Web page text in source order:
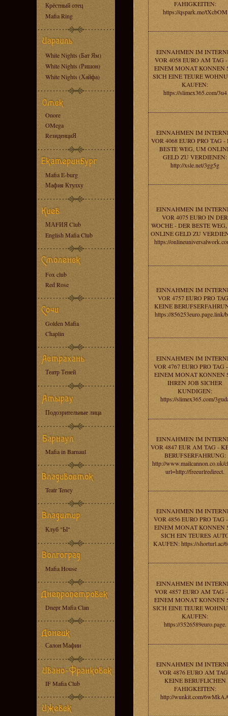
Крёстный отец
Mafia Ring
White Nights (Бат Ям)
White Nights (Ришон)
White Nights (Хайфа)
Onore
OMega
RезиденциЯ
Mafia E-burg
Мафия Ктулху
МАFИЯ Club
English Mafia Club
Fox club
Red Rose
Golden Mafia
Chaplin
Театр Теней
Подозрительные лица
Mafia in Barnaul
Teatr Teney
Клуб "Ы"
Mafia House
Dnepr Mafia Clan
Салон Мафии
IF Mafia Club
FAHIGKEITEN:
https://qspark.me/tXcbOM
EINNAHMEN IM
VOR 4058 EURO AM TAG
EINEM MONAT KONNEN
SICH EINE TEURE
KAUFEN:
https://slimex365.com/3u4
EINNAHMEN IM
VOR 4068 EURO PRO TAG -
BESTE WEG, UM
GELD ZU VERDIENEN:
http://xsle.net/3gg5g
EINNAHMEN IM
VOR 4075 EURO IN DER
WOCHE - DER BESTE
ONLINE GELD ZU
https://
EINNAHMEN IM
VOR 4757 EURO PRO
KEINE
https://856253euro.page.link/
EINNAHMEN IM
VOR 4767 EURO PRO TAG
EINEM MONAT KONNEN
IHREN JOB SICHER
KUNDIGEN:
https://slimex365.com/
EINNAHMEN IM
VOR 4847 EUR AM TAG -
BERUFSERFAHRUNG:
http://www.mailcannon.co.uk/
url=http://freeurlredirect.
EINNAHMEN IM
VOR 4856 EURO PRO TAG
EINEM MONAT KONNEN
SICH EIN TEURES
KAUFEN: https://shorturl.ac/
EINNAHMEN IM
VOR 4857 EURO AM TAG
EINEM MONAT KONNEN
SICH EINE TEURE
KAUFEN:
https://3526589euro.page.
EINNAHMEN IM
VOR 4876 EURO AM
KEINE BERUFLICHEN
FAHIGKEITEN:
http://wunkit.com/